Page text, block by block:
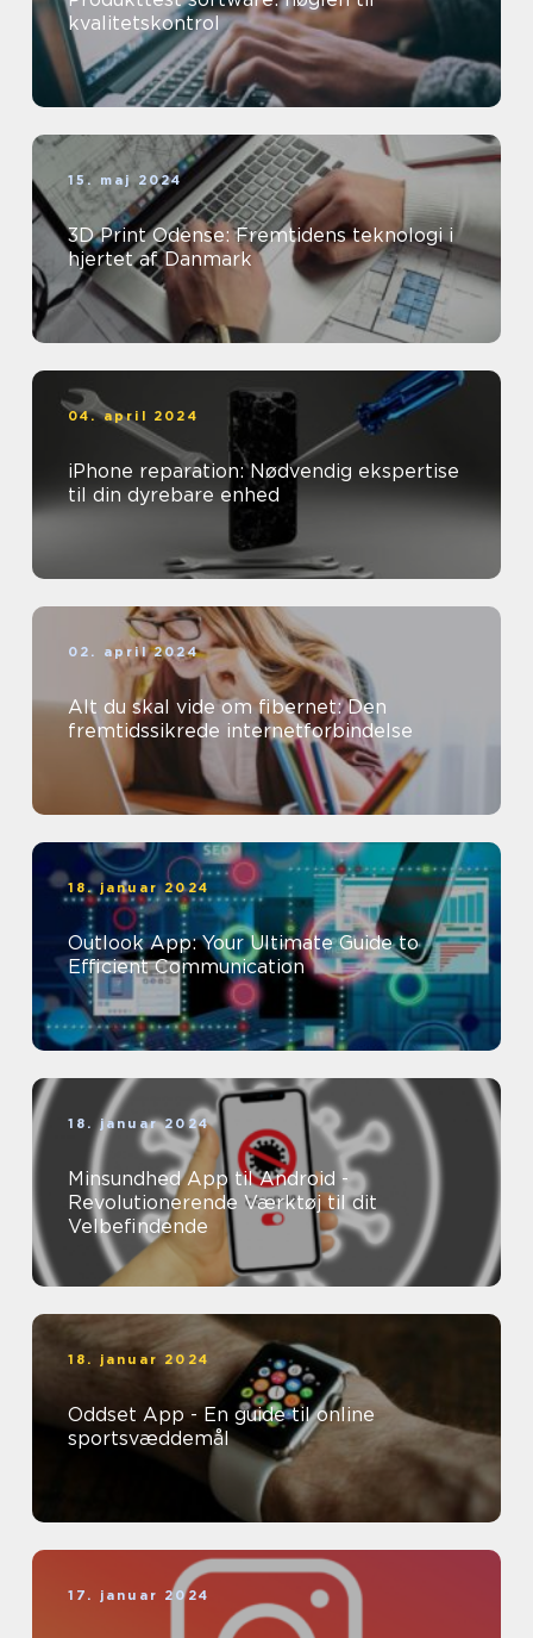
kvalitetskontrol
15. maj 2024
3D Print Odense: Fremtidens teknologi i
hjertet af Danmark
04. april 2024
iPhone reparation: Nødvendig ekspertise
til din dyrebare enhed
02. april 2024
Alt du skal vide om fibernet: Den
fremtidssikrede internetforbindelse
18. januar 2024
Outlook App: Your Ultimate Guide to
Efficient Communication
18. januar 2024
Minsundhed App til Android -
Revolutionerende Værktøj til dit
Velbefindende
18. januar 2024
Oddset App - En guide til online
sportsvæddemål
17. januar 2024